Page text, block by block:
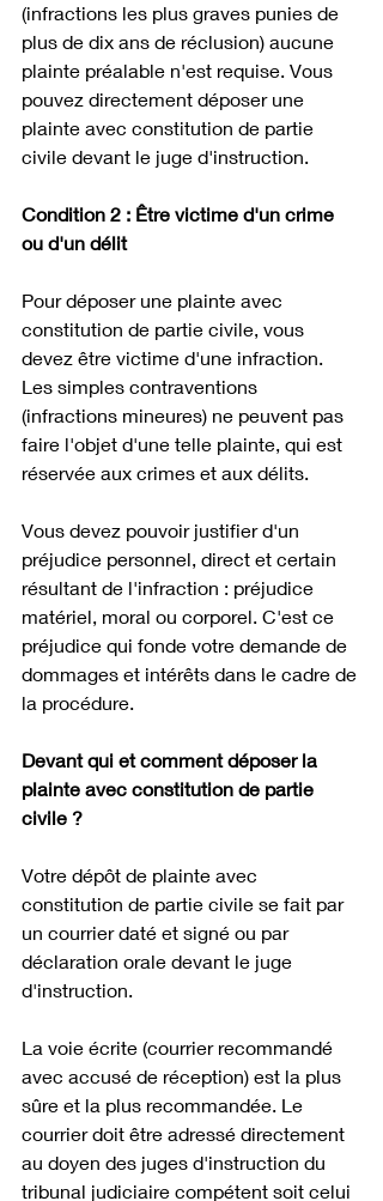
(infractions les plus graves punies de
plus de dix ans de réclusion) aucune
plainte préalable n'est requise. Vous
pouvez directement déposer une
plainte avec constitution de partie
civile devant le juge d'instruction.
Condition 2 : Être victime d'un crime
ou d'un délit
Pour déposer une plainte avec
constitution de partie civile, vous
devez être victime d'une infraction.
Les simples contraventions
(infractions mineures) ne peuvent pas
faire l'objet d'une telle plainte, qui est
réservée aux crimes et aux délits.
Vous devez pouvoir justifier d'un
préjudice personnel, direct et certain
résultant de l'infraction : préjudice
matériel, moral ou corporel. C'est ce
préjudice qui fonde votre demande de
dommages et intérêts dans le cadre de
la procédure.
Devant qui et comment déposer la
plainte avec constitution de partie
civile ?
Votre dépôt de plainte avec
constitution de partie civile se fait par
un courrier daté et signé ou par
déclaration orale devant le juge
d'instruction.
La voie écrite (courrier recommandé
avec accusé de réception) est la plus
sûre et la plus recommandée. Le
courrier doit être adressé directement
au doyen des juges d'instruction du
tribunal judiciaire compétent soit celui